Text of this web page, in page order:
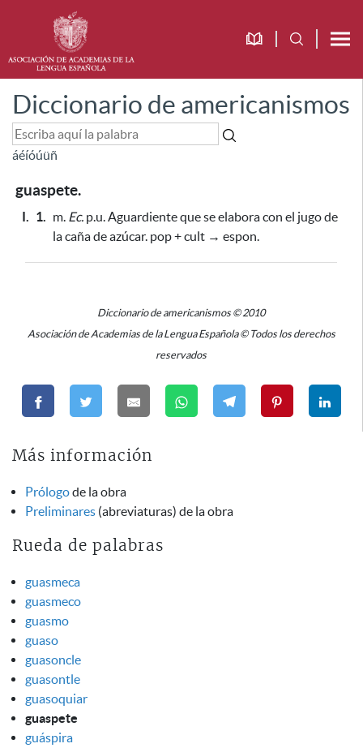
Diccionario de americanismos
áéíóúüñ
guaspete.
I. 1. m. Ec. p.u. Aguardiente que se elabora con el jugo de
la caña de azúcar. pop + cult → espon.
Diccionario de americanismos © 2010
Asociación de Academias de la Lengua Española © Todos los derechos
reservados
Más información
Prólogode la obra
Preliminares (abreviaturas) de la obra
Rueda de palabras
guasmeca
guasmeco
guasmo
guaso
guasoncle
guasontle
guasoquiar
guaspete
guáspira